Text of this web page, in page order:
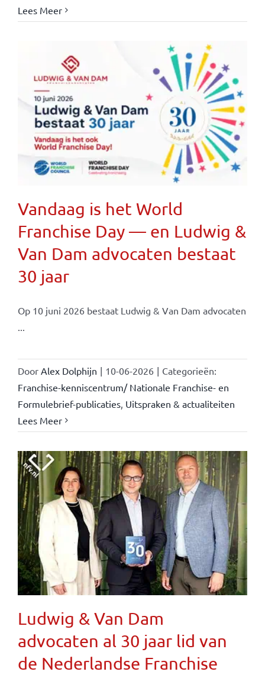
Lees Meer
Vandaag is het World
Franchise Day — en Ludwig &
Van Dam advocaten bestaat
30 jaar
Op 10 juni 2026 bestaat Ludwig & Van Dam advocaten
Door Alex Dolphijn | 10-06-2026 | Categorieën:
Franchise-kenniscentrum/ Nationale Franchise- en
Formulebrief-publicaties, Uitspraken & actualiteiten
Lees Meer
Ludwig & Van Dam
advocaten al 30 jaar lid van
de Nederlandse Franchise